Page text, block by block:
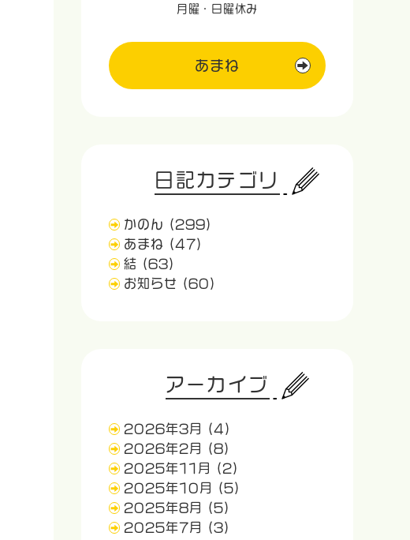
月曜・日曜休み
あまね
日記カテゴリ
かのん
(299)
あまね
(47)
結 (63)
お知らせ
(60)
アーカイブ
2026年3月
(4)
2026年2月
(8)
2025年11月
(2)
2025年10月
(5)
2025年8月
(5)
2025年7月
(3)